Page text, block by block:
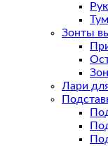
Зонты
Лари